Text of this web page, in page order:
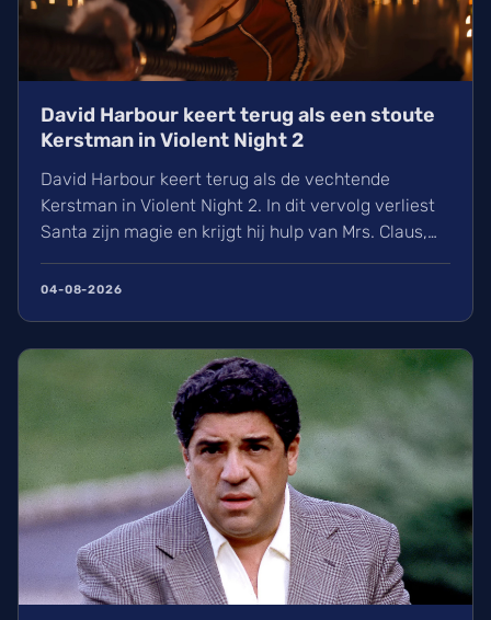
David Harbour keert terug als een stoute
Kerstman in Violent Night 2
David Harbour keert terug als de vechtende
Kerstman in Violent Night 2. In dit vervolg verliest
Santa zijn magie en krijgt hij hulp van Mrs. Claus,
nieuwe cast met Jared Harris, het Viking-verleden
04-08-2026